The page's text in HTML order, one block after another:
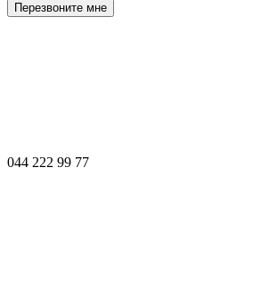
Перезвоните мне
044 222 99 77